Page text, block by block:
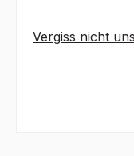
Vergiss nicht